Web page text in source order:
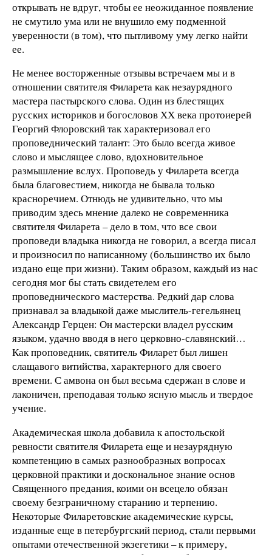
открывать не вдруг, чтобы ее неожиданное появление
не смутило ума или не внушило ему подменной
уверенности (в том), что пытливому уму легко найти
ее.
Не менее восторженные отзывы встречаем мы и в
отношении святителя Филарета как незаурядного
мастера пастырского слова. Один из блестящих
русских историков и богословов ХХ века протоиерей
Георгий Флоровский так характеризовал его
проповеднический талант: Это было всегда живое
слово и мыслящее слово, вдохновительное
размышление вслух. Проповедь у Филарета всегда
была благовестием, никогда не бывала только
красноречием. Отнюдь не удивительно, что мы
приводим здесь мнение далеко не современника
святителя Филарета – дело в том, что все свои
проповеди владыка никогда не говорил, а всегда писал
и произносил по написанному (большинство их было
издано еще при жизни). Таким образом, каждый из нас
сегодня мог бы стать свидетелем его
проповеднического мастерства. Редкий дар слова
признавал за владыкой даже мыслитель-гегельянец
Александр Герцен: Он мастерски владел русским
языком, удачно вводя в него церковно-славянский…
Как проповедник, святитель Филарет был лишен
слащавого витийства, характерного для своего
времени. С амвона он был весьма сдержан в слове и
лаконичен, преподавая только ясную мысль и твердое
учение.
Академическая школа добавила к апостольской
ревности святителя Филарета еще и незаурядную
компетенцию в самых разнообразных вопросах
церковной практики и доскональное знание основ
Священного предания, коими он всецело обязан
своему безграничному старанию и терпению.
Некоторые Филаретовские академические курсы,
изданные еще в петербургский период, стали первыми
опытами отечественной экзегетики – к примеру,